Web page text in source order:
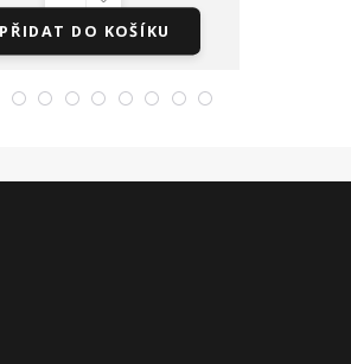
PŘIDAT DO KOŠÍKU